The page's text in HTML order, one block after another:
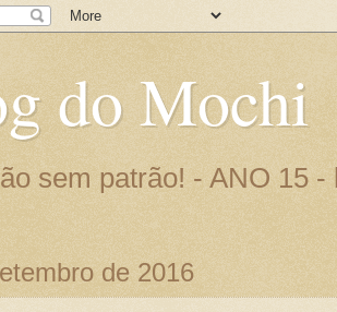
do Mochi
sem patrão! - ANO 15
de 2016